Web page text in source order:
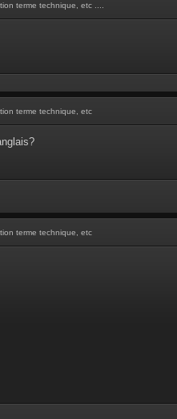
terme technique, etc ....
terme technique, etc
terme technique, etc